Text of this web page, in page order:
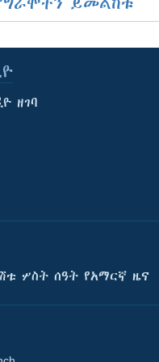
ዘገባ
ሦስት ሰዓት የአማርኛ ዜና